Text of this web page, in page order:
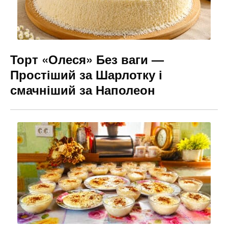
Торт «Олеся» Без ваги —
Простіший за Шарлотку і
смачніший за Наполеон